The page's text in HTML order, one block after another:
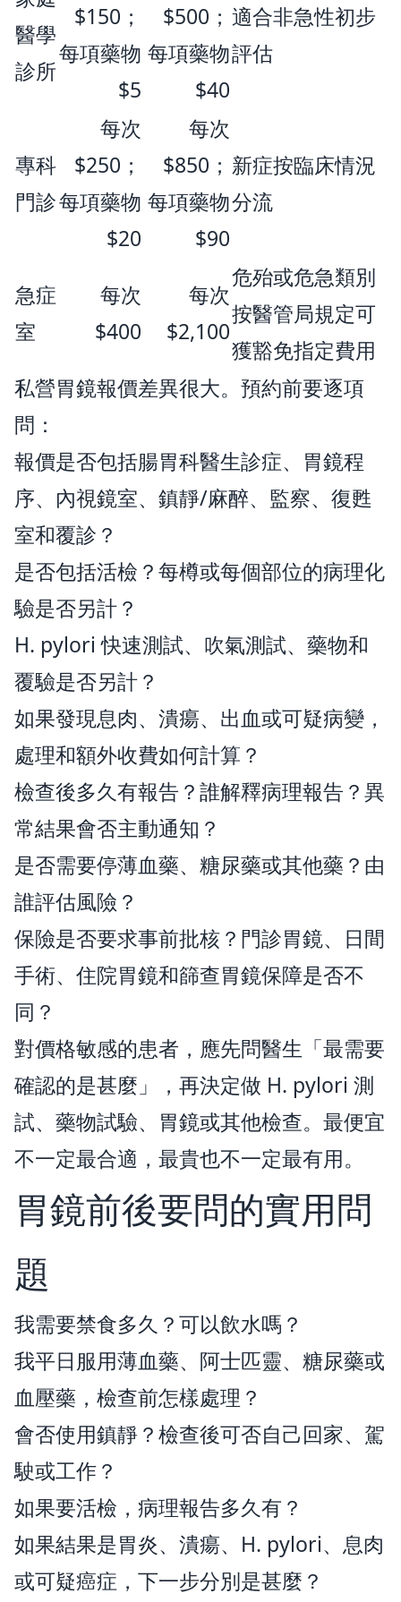
醫學
診所
$150；
每項藥物
$5
$500；
每項藥物
$40
適合非急性初步
評估
專科
門診
每次
$250；
每項藥物
$20
每次
$850；
每項藥物
$90
新症按臨床情況
分流
急症
室
每次
$400
每次
$2,100
危殆或危急類別
按醫管局規定可
獲豁免指定費用
私營胃鏡報價差異很大。預約前要逐項
問：
報價是否包括腸胃科醫生診症、胃鏡程
序、內視鏡室、鎮靜/麻醉、監察、復甦
室和覆診？
是否包括活檢？每樽或每個部位的病理化
驗是否另計？
H. pylori 快速測試、吹氣測試、藥物和
覆驗是否另計？
如果發現息肉、潰瘍、出血或可疑病變，
處理和額外收費如何計算？
檢查後多久有報告？誰解釋病理報告？異
常結果會否主動通知？
是否需要停薄血藥、糖尿藥或其他藥？由
誰評估風險？
保險是否要求事前批核？門診胃鏡、日間
手術、住院胃鏡和篩查胃鏡保障是否不
同？
對價格敏感的患者，應先問醫生「最需要
確認的是甚麼」，再決定做 H. pylori 測
試、藥物試驗、胃鏡或其他檢查。最便宜
不一定最合適，最貴也不一定最有用。
胃鏡前後要問的實用問
題
我需要禁食多久？可以飲水嗎？
我平日服用薄血藥、阿士匹靈、糖尿藥或
血壓藥，檢查前怎樣處理？
會否使用鎮靜？檢查後可否自己回家、駕
駛或工作？
如果要活檢，病理報告多久有？
如果結果是胃炎、潰瘍、H. pylori、息肉
或可疑癌症，下一步分別是甚麼？